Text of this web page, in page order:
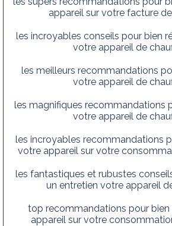
appareil sur votre facture
les incroyables conseils pour bien
votre appareil de
les meilleurs recommandations
votre appareil de
les magnifiques recommandations
votre appareil de
les incroyables recommandations
votre appareil sur votre
les fantastiques et rubustes
un entretien votre appareil
top recommandations pour bien
appareil sur votre